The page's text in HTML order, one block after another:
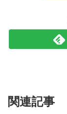
関連記事